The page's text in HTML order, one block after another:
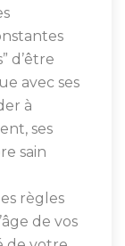
d’être
avec ses
à
ses
sain
règles
de vos